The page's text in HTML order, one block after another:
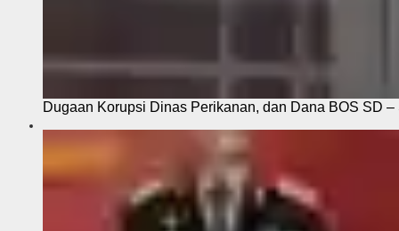
Dugaan Korupsi Dinas Perikanan, dan Dana BOS SD